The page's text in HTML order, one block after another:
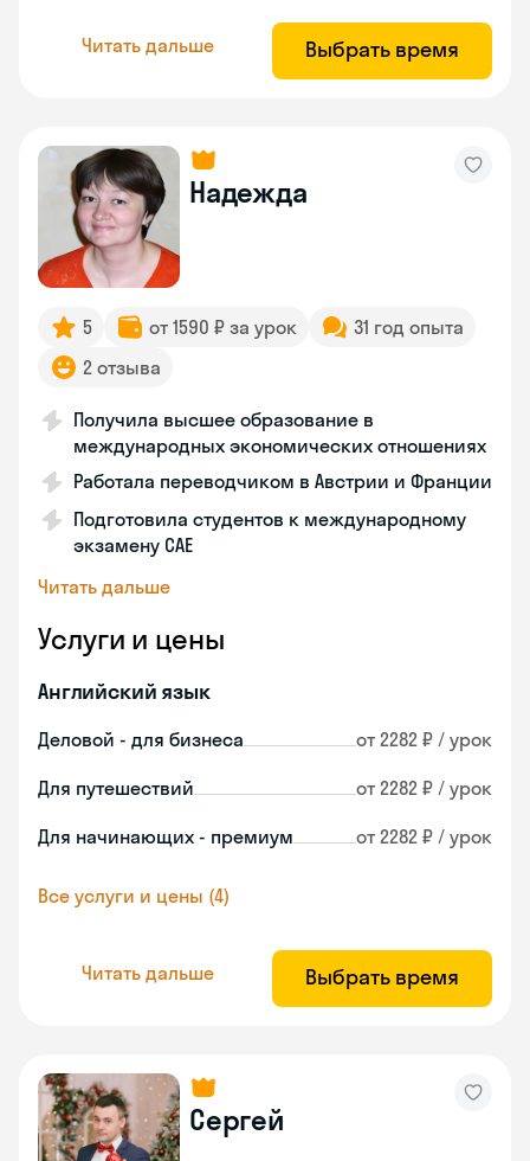
Читать дальше Выбрать время
Надежда
5 от 1590 ₽ за урок
31 год опыта
2 отзыва
Получила высшее образование в
международных экономических отношениях
Работала переводчиком в Австрии и Франции
Подготовила студентов к международному
экзамену CAE
Читать дальше
Услуги и цены
Английский язык
Деловой - для бизнеса от 2282 ₽ / урок
Для путешествий от 2282 ₽ / урок
Для начинающих - премиум от 2282 ₽ / урок
Все услуги и цены (4)
Читать дальше Выбрать время
Сергей